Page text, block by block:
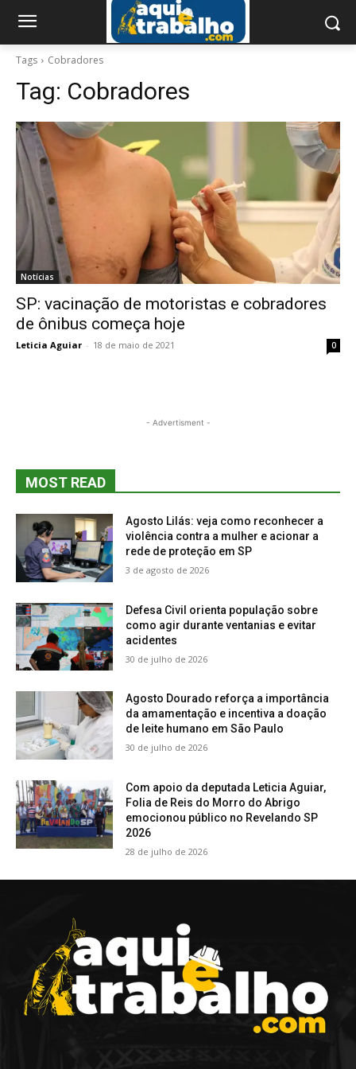
Tags Cobradores
Tag: Cobradores
Notícias
SP: vacinação de motoristas e cobradores
de ônibus começa hoje
Leticia Aguiar - 18 de maio de 2021 0
- Advertisment -
MOST READ
Agosto Lilás: veja como reconhecer a
violência contra a mulher e acionar a
rede de proteção em SP
3 de agosto de 2026
Defesa Civil orienta população sobre
como agir durante ventanias e evitar
acidentes
30 de julho de 2026
Agosto Dourado reforça a importância
da amamentação e incentiva a doação
de leite humano em São Paulo
30 de julho de 2026
Com apoio da deputada Leticia Aguiar,
Folia de Reis do Morro do Abrigo
emocionou público no Revelando SP
2026
28 de julho de 2026